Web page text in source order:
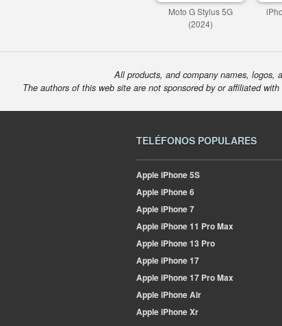
Moto G Stylus 5G
(2024)
All products, and company names, logos,
The authors of this web site are not sponsored by or affiliated
TELÉFONOS POPULARES
AppleiPhone 5S
AppleiPhone 6
AppleiPhone 7
AppleiPhone 11 Pro Max
AppleiPhone 13 Pro
AppleiPhone 17
AppleiPhone 17 Pro Max
AppleiPhone Air
AppleiPhone Xr